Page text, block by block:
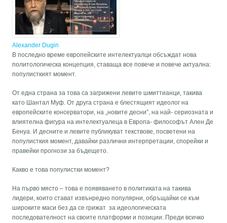
Alexander Dugin
В последно време европейските интелектуалци обсъждат нова
политологическа концепция, ставаща все повече и повече актуална:
популисткият момент.
От една страна за това са загрижени левите шмиттианци, такива
като Шантал Муф. От друга страна е блестящият идеолог на
европейските консерватори, на „новите десни”, на най- сериозната и
влиятелна фигура на интелектуалеца в Европа- философът Ален Де
Бенуа. И десните и левите публикуват текствове, посветени на
популисткия момент, давайки различни интерпретации, спорейки и
правейки прогнози за бъдещето.
Какво е това популистки момент?
На първо място – това е появяването в политиката на такива
лидери, които стават извънредно популярни, обръщайки се към
широките маси без да се грижат за идеологическата
последователност на своите платформи и позиции. Преди всичко